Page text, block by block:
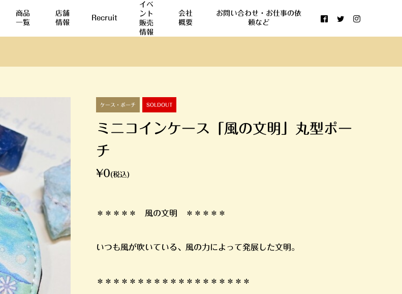
商品
一覧
店舗
情報
Recruit
イベ
ント
販売
情報
会社
概要
お問い合わせ・お仕事の依
頼など
ケース・ポーチ SOLDOUT
ミニコインケース「風の文明」丸型ポー
チ
¥0(税込)
＊＊＊＊＊ 風の文明 ＊＊＊＊＊
いつも風が吹いている、風の力によって発展した文明。
＊＊＊＊＊＊＊＊＊＊＊＊＊＊＊＊＊＊＊